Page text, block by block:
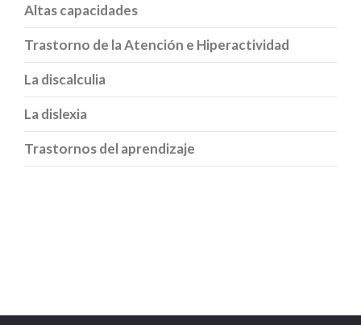
Altas capacidades
Trastorno de la Atención e Hiperactividad
La discalculia
La dislexia
Trastornos del aprendizaje